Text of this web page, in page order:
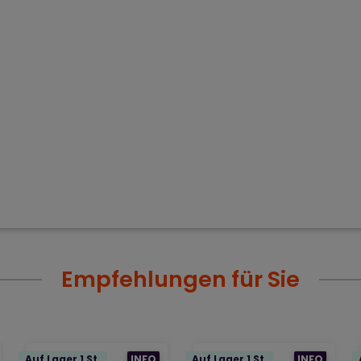
Empfehlungen für Sie